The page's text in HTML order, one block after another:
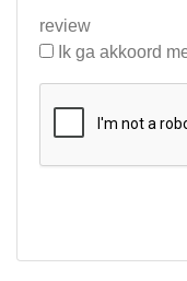
review
Ik ga akkoord